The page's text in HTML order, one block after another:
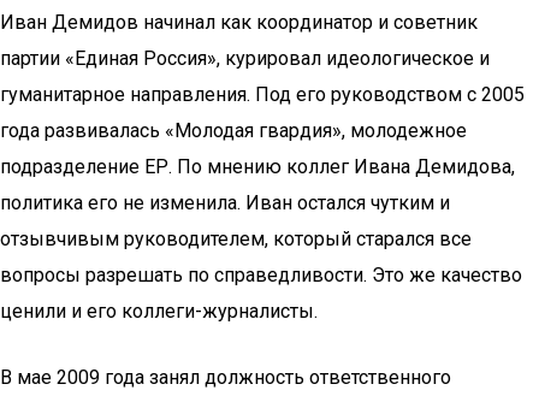
Иван Демидов начинал как координатор и советник
партии «Единая Россия», курировал идеологическое и
гуманитарное направления. Под его руководством с 2005
года развивалась «Молодая гвардия», молодежное
подразделение ЕР. По мнению коллег Ивана Демидова,
политика его не изменила. Иван остался чутким и
отзывчивым руководителем, который старался все
вопросы разрешать по справедливости. Это же качество
ценили и его коллеги-журналисты.
В мае 2009 года занял должность ответственного